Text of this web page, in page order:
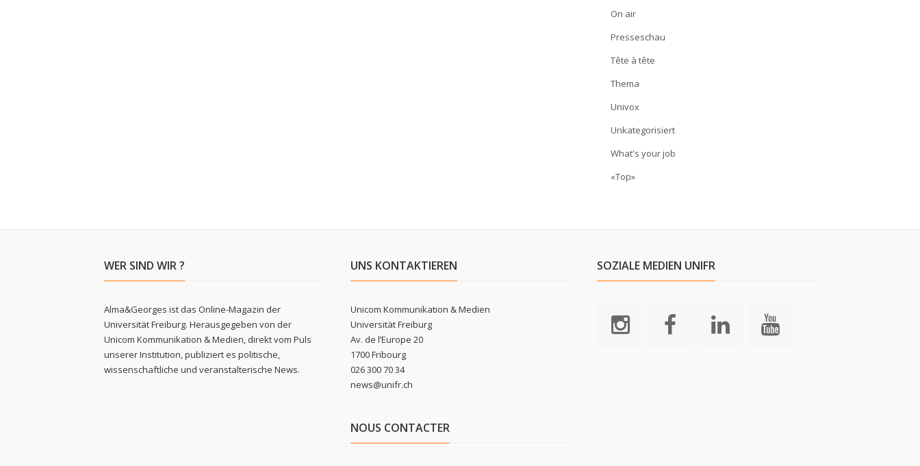
On air
Presseschau
Tête à tête
Thema
Univox
Unkategorisiert
What's your job
«Top»
WER SIND WIR ?
Alma&Georges ist das Online-Magazin der
Universität Freiburg. Herausgegeben von der
Unicom Kommunikation & Medien, direkt vom Puls
unserer Institution, publiziert es politische,
wissenschaftliche und veranstalterische News.
UNS KONTAKTIEREN
Unicom Kommunikation & Medien
Universität Freiburg
Av. de l’Europe 20
1700 Fribourg
026 300 70 34
news@unifr.ch
NOUS CONTACTER
SOZIALE MEDIEN UNIFR